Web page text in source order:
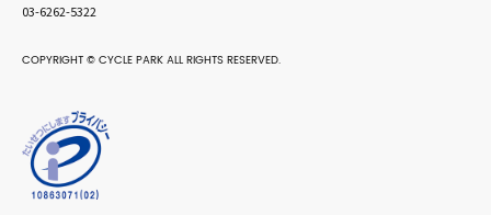
03-6262-5322
COPYRIGHT © CYCLE PARK ALL RIGHTS RESERVED.